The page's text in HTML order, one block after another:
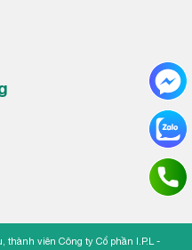
thành viên Công ty Cổ phần I.P.L -